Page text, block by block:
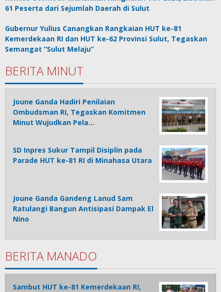
61 Peserta dari Sejumlah Daerah di Sulut
Gubernur Yulius Canangkan Rangkaian HUT ke-81
Kemerdekaan RI dan HUT ke-62 Provinsi Sulut, Tegaskan
Semangat “Sulut Melaju”
BERITA MINUT
Joune Ganda Hadiri Penilaian
Ombudsman RI, Tegaskan Komitmen
Minut Wujudkan Pela…
SD Inpres Sukur Tampil Disiplin pada
Parade HUT ke-81 RI di Minahasa Utara
Joune Ganda Gandeng Lanud Sam
Ratulangi Bangun Antisipasi Dampak El
Nino
BERITA MANADO
Sambut HUT ke-81 Kemerdekaan RI,